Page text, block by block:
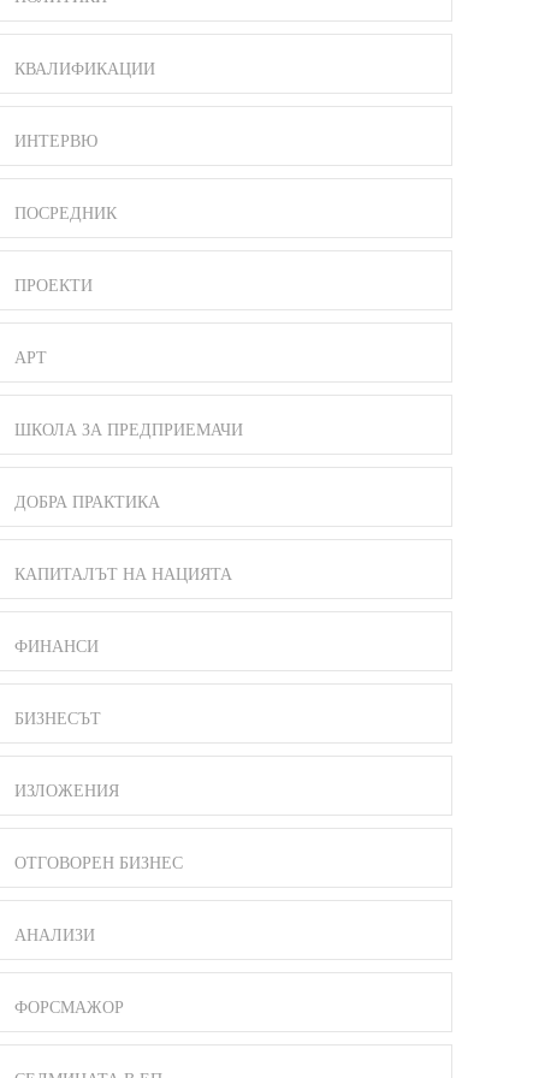
КВАЛИФИКАЦИИ
ИНТЕРВЮ
ПОСРЕДНИК
ПРОЕКТИ
АРТ
ШКОЛА ЗА ПРЕДПРИЕМАЧИ
ДОБРА ПРАКТИКА
КАПИТАЛЪТ НА НАЦИЯТА
ФИНАНСИ
БИЗНЕСЪТ
ИЗЛОЖЕНИЯ
ОТГОВОРЕН БИЗНЕС
АНАЛИЗИ
ФОРСМАЖОР